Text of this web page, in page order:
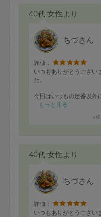
40代 女性より
ちづさん
評価：
いつもありがとうござい
た。
今回はいつもの定番以外
したら、私の勘違いで紫
甘煮に仕上げて下さり
ましたが、私がパクパク
もっと見る
※
40代 女性より
ちづさん
評価：
いつもありがとうござい